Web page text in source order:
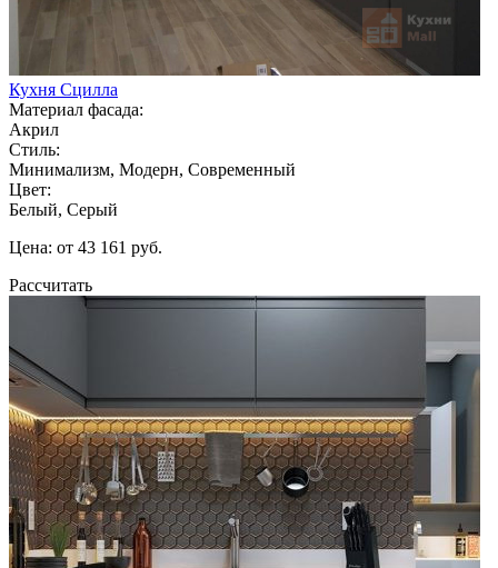
Кухня Сцилла
Материал фасада:
Акрил
Стиль:
Минимализм, Модерн, Современный
Цвет:
Белый, Серый
Цена: от 43 161 руб.
Рассчитать